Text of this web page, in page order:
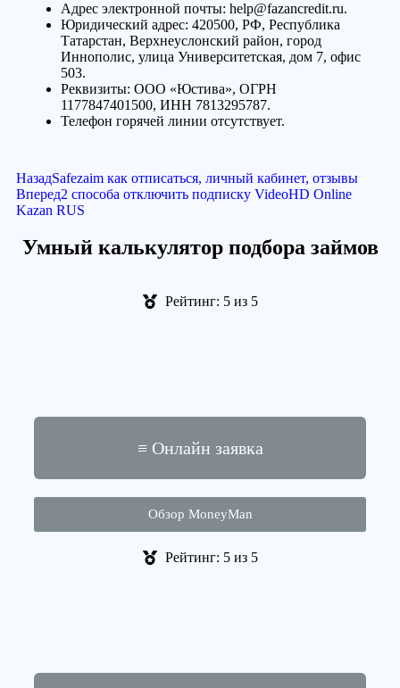
Адрес электронной почты: help@fazancredit.ru.
Юридический адрес: 420500, РФ, Республика
Татарстан, Верхнеуслонский район, город
Иннополис, улица Университетская, дом 7, офис
503.
Реквизиты: ООО «Юстива», ОГРН
1177847401500, ИНН 7813295787.
Телефон горячей линии отсутствует.
НазадSafezaim как отписаться, личный кабинет, отзывы
Вперед2 способа отключить подписку VideoHD Online
Kazan RUS
Умный калькулятор подбора займов
Рейтинг: 5 из 5
≡ Онлайн заявка
Обзор MoneyMan
Рейтинг: 5 из 5